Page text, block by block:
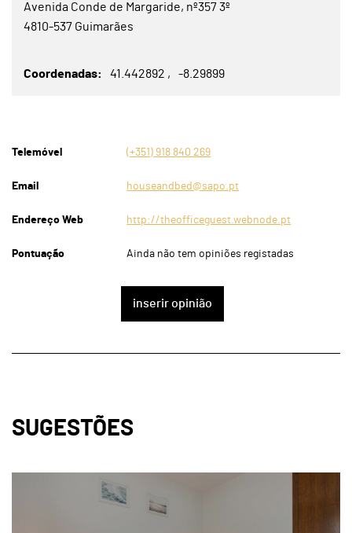
Avenida Conde de Margaride, nº357 3º
4810-537 Guimarães
Coordenadas 41.442892 -8.29899
Telemóvel (+351) 918 840 269
Email houseandbed@sapo.pt
Endereço Web http://theofficeguest.webnode.pt
Pontuação Ainda não tem opiniões registadas
inserir opinião
SUGESTÕES